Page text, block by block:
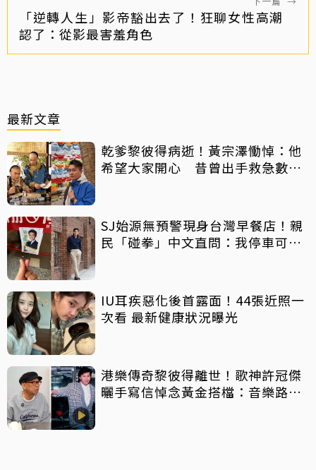
「逆轉人生」影帝豁出去了！狂聊女性高潮
認了：從影最害羞角色
最新文章
乾爹黎彼得病逝！黃宗澤慟悼：他
希望大家開心 昔曾出手救急數十
SJ始源無預警現身台灣早餐店！親
民「碰拳」中文直問：我停車可以
IU耳疾惡化後首露面！44張近照一
次看 最新健康狀況曝光
港樂傳奇黎彼得離世！歌神許冠傑
曬手寫信悼念黃金搭檔：音樂路上